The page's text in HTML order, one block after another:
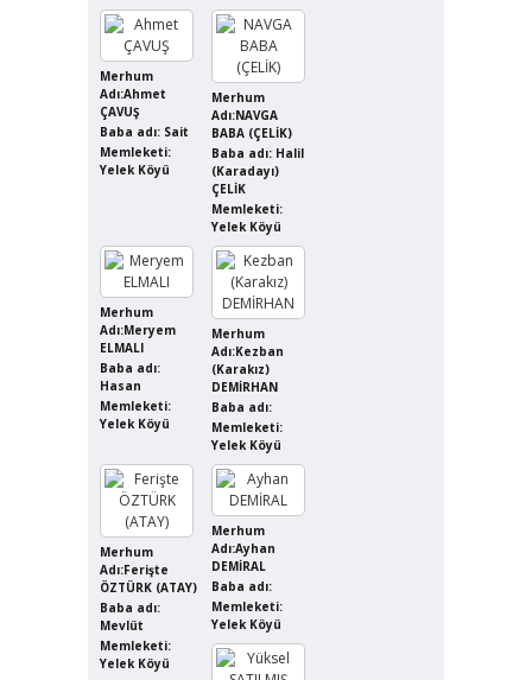
Merhum
Adı:Ahmet
ÇAVUŞ
Baba adı: Sait
Memleketi:
Yelek Köyü
Merhum
Adı:NAVGA
BABA (ÇELİK)
Baba adı: Halil
(Karadayı)
ÇELİK
Memleketi:
Yelek Köyü
Merhum
Adı:Meryem
ELMALI
Baba adı:
Hasan
Memleketi:
Yelek Köyü
Merhum
Adı:Kezban
(Karakız)
DEMİRHAN
Baba adı:
Memleketi:
Yelek Köyü
Merhum
Adı:Ferişte
ÖZTÜRK (ATAY)
Baba adı:
Mevlüt
Memleketi:
Yelek Köyü
Merhum
Adı:Ayhan
DEMİRAL
Baba adı:
Memleketi:
Yelek Köyü